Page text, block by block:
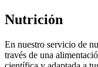
Nutrición
En nuestro servicio de
través de una